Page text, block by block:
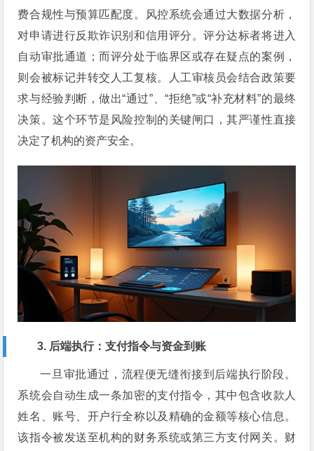
费合规性与预算匹配度。风控系统会通过大数据分析，
对申请进行反欺诈识别和信用评分。评分达标者将进入
自动审批通道；而评分处于临界区或存在疑点的案例，
则会被标记并转交人工复核。人工审核员会结合政策要
求与经验判断，做出“通过”、“拒绝”或“补充材料”的最终
决策。这个环节是风险控制的关键闸口，其严谨性直接
决定了机构的资产安全。
3. 后端执行：支付指令与资金到账
一旦审批通过，流程便无缝衔接到后端执行阶段。
系统会自动生成一条加密的支付指令，其中包含收款人
姓名、账号、开户行全称以及精确的金额等核心信息。
该指令被发送至机构的财务系统或第三方支付网关。财